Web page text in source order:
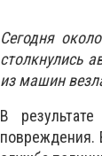
Сегодня
столкнулись
из машин
В
повреждения.